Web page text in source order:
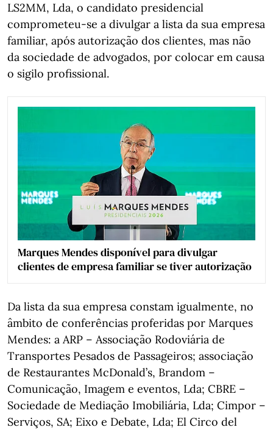
LS2MM, Lda, o candidato presidencial
comprometeu-se a divulgar a lista da sua empresa
familiar, após autorização dos clientes, mas não
da sociedade de advogados, por colocar em causa
o sigilo profissional.
Marques Mendes disponível para divulgar
clientes de empresa familiar se tiver autorização
Da lista da sua empresa constam igualmente, no
âmbito de conferências proferidas por Marques
Mendes: a ARP – Associação Rodoviária de
Transportes Pesados de Passageiros; associação
de Restaurantes McDonald’s, Brandom –
Comunicação, Imagem e eventos, Lda; CBRE –
Sociedade de Mediação Imobiliária, Lda; Cimpor –
Serviços, SA; Eixo e Debate, Lda; El Circo del